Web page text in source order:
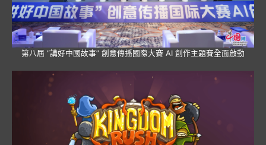
第八屆 “講好中國故事” 創意傳播國際大賽 AI 創作主題賽全面啟動